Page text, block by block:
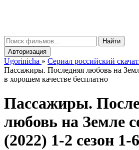
Найти
Авторизация
Ugorinicha » Сериал российский
Пассажиры. Последняя любовь на
в хорошем качестве бесплатно
Пассажиры.
любовь на Земле
(2022) 1-2 сезон 1-